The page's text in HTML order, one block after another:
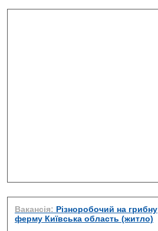
Вакансія: Різноробочий на грибну
ферму Київська область (житло)